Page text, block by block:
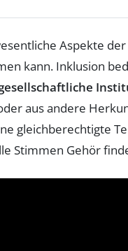
Aspekte der
kann. Inklusion
aus andere
gleichberechtigte
Stimmen Gehör